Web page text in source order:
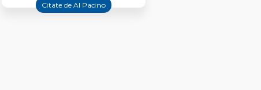
Citate de Al Pacino